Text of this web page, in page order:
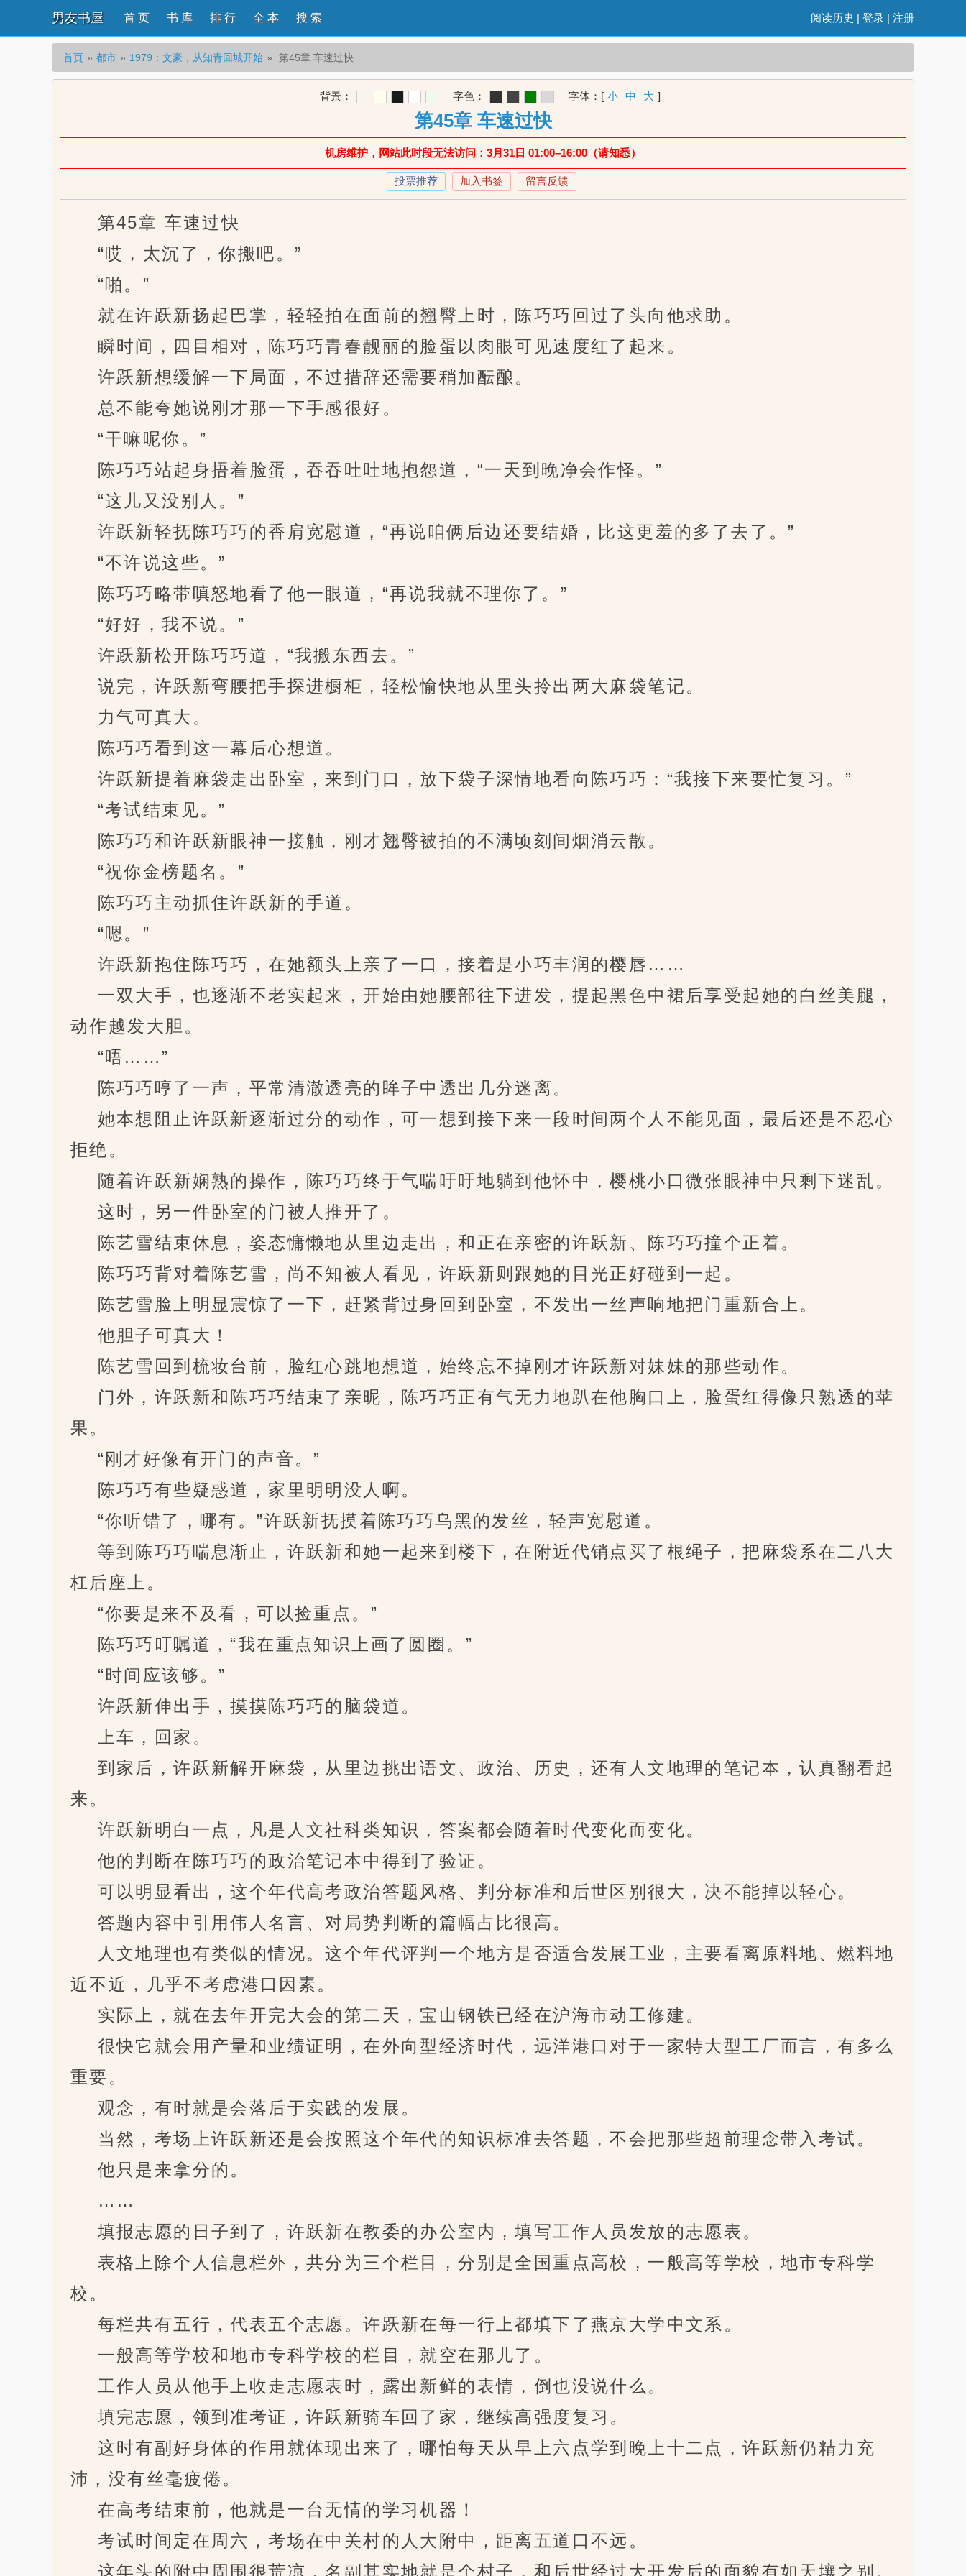
男友书屋 阅读历史 | 登录 | 注册
首 页 书 库 排 行 全 本 搜 索
首页 都市 1979：文豪，从知青回城开始 第45章 车速过快
背景： 字色： 字体： [ 小 中 大 ]
第45章 车速过快
机房维护，网站此时段无法访问：3月31日 01:00–16:00（请知悉）
投票推荐 加入书签 留言反馈
第45章 车速过快
“哎，太沉了，你搬吧。”
“啪。”
就在许跃新扬起巴掌，轻轻拍在面前的翘臀上时，陈巧巧回过了头向他求助。
瞬时间，四目相对，陈巧巧青春靓丽的脸蛋以肉眼可见速度红了起来。
许跃新想缓解一下局面，不过措辞还需要稍加酝酿。
总不能夸她说刚才那一下手感很好。
“干嘛呢你。”
陈巧巧站起身捂着脸蛋，吞吞吐吐地抱怨道，“一天到晚净会作怪。”
“这儿又没别人。”
许跃新轻抚陈巧巧的香肩宽慰道，“再说咱俩后边还要结婚，比这更羞的多了去了。”
“不许说这些。”
陈巧巧略带嗔怒地看了他一眼道，“再说我就不理你了。”
“好好，我不说。”
许跃新松开陈巧巧道，“我搬东西去。”
说完，许跃新弯腰把手探进橱柜，轻松愉快地从里头拎出两大麻袋笔记。
力气可真大。
陈巧巧看到这一幕后心想道。
许跃新提着麻袋走出卧室，来到门口，放下袋子深情地看向陈巧巧：“我接下来要忙复习。”
“考试结束见。”
陈巧巧和许跃新眼神一接触，刚才翘臀被拍的不满顷刻间烟消云散。
“祝你金榜题名。”
陈巧巧主动抓住许跃新的手道。
“嗯。”
许跃新抱住陈巧巧，在她额头上亲了一口，接着是小巧丰润的樱唇……
一双大手，也逐渐不老实起来，开始由她腰部往下进发，提起黑色中裙后享受起她的白丝美腿，
动作越发大胆。
“唔……”
陈巧巧哼了一声，平常清澈透亮的眸子中透出几分迷离。
她本想阻止许跃新逐渐过分的动作，可一想到接下来一段时间两个人不能见面，最后还是不忍心
拒绝。
随着许跃新娴熟的操作，陈巧巧终于气喘吁吁地躺到他怀中，樱桃小口微张眼神中只剩下迷乱。
这时，另一件卧室的门被人推开了。
陈艺雪结束休息，姿态慵懒地从里边走出，和正在亲密的许跃新、陈巧巧撞个正着。
陈巧巧背对着陈艺雪，尚不知被人看见，许跃新则跟她的目光正好碰到一起。
陈艺雪脸上明显震惊了一下，赶紧背过身回到卧室，不发出一丝声响地把门重新合上。
他胆子可真大！
陈艺雪回到梳妆台前，脸红心跳地想道，始终忘不掉刚才许跃新对妹妹的那些动作。
门外，许跃新和陈巧巧结束了亲昵，陈巧巧正有气无力地趴在他胸口上，脸蛋红得像只熟透的苹
果。
“刚才好像有开门的声音。”
陈巧巧有些疑惑道，家里明明没人啊。
“你听错了，哪有。”许跃新抚摸着陈巧巧乌黑的发丝，轻声宽慰道。
等到陈巧巧喘息渐止，许跃新和她一起来到楼下，在附近代销点买了根绳子，把麻袋系在二八大
杠后座上。
“你要是来不及看，可以捡重点。”
陈巧巧叮嘱道，“我在重点知识上画了圆圈。”
“时间应该够。”
许跃新伸出手，摸摸陈巧巧的脑袋道。
上车，回家。
到家后，许跃新解开麻袋，从里边挑出语文、政治、历史，还有人文地理的笔记本，认真翻看起
来。
许跃新明白一点，凡是人文社科类知识，答案都会随着时代变化而变化。
他的判断在陈巧巧的政治笔记本中得到了验证。
可以明显看出，这个年代高考政治答题风格、判分标准和后世区别很大，决不能掉以轻心。
答题内容中引用伟人名言、对局势判断的篇幅占比很高。
人文地理也有类似的情况。这个年代评判一个地方是否适合发展工业，主要看离原料地、燃料地
近不近，几乎不考虑港口因素。
实际上，就在去年开完大会的第二天，宝山钢铁已经在沪海市动工修建。
很快它就会用产量和业绩证明，在外向型经济时代，远洋港口对于一家特大型工厂而言，有多么
重要。
观念，有时就是会落后于实践的发展。
当然，考场上许跃新还是会按照这个年代的知识标准去答题，不会把那些超前理念带入考试。
他只是来拿分的。
……
填报志愿的日子到了，许跃新在教委的办公室内，填写工作人员发放的志愿表。
表格上除个人信息栏外，共分为三个栏目，分别是全国重点高校，一般高等学校，地市专科学
校。
每栏共有五行，代表五个志愿。许跃新在每一行上都填下了燕京大学中文系。
一般高等学校和地市专科学校的栏目，就空在那儿了。
工作人员从他手上收走志愿表时，露出新鲜的表情，倒也没说什么。
填完志愿，领到准考证，许跃新骑车回了家，继续高强度复习。
这时有副好身体的作用就体现出来了，哪怕每天从早上六点学到晚上十二点，许跃新仍精力充
沛，没有丝毫疲倦。
在高考结束前，他就是一台无情的学习机器！
考试时间定在周六，考场在中关村的人大附中，距离五道口不远。
这年头的附中周围很荒凉，名副其实地就是个村子，和后世经过大开发后的面貌有如天壤之别。